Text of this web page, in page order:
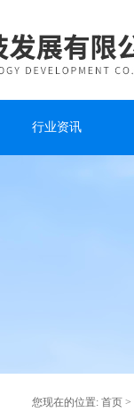
行业资讯
您现在的位置: 首页 >